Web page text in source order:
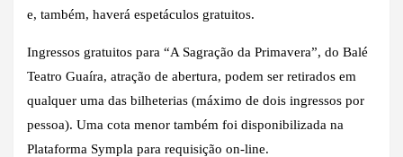
e, também, haverá espetáculos gratuitos.
Ingressos gratuitos para “A Sagração da Primavera”, do Balé
Teatro Guaíra, atração de abertura, podem ser retirados em
qualquer uma das bilheterias (máximo de dois ingressos por
pessoa). Uma cota menor também foi disponibilizada na
Plataforma Sympla para requisição on-line.